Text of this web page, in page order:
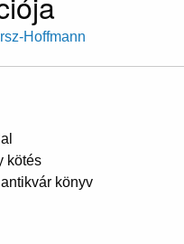
Hoffmann
kötés
könyv